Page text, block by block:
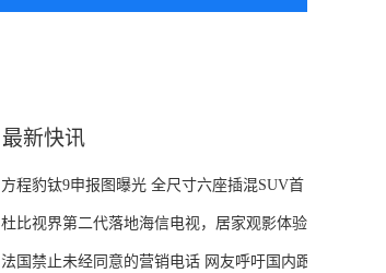
最新快讯
方程豹钛9申报图曝光 全尺寸六座插混SUV首
发DMS
杜比视界第二代落地海信电视，居家观影体验
能迎来哪些升级？
法国禁止未经同意的营销电话 网友呼吁国内跟